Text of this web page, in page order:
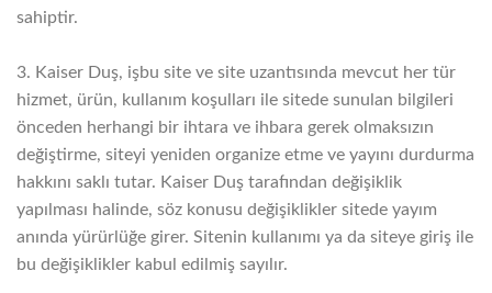
sahiptir.
3. Kaiser Duş, işbu site ve site uzantısında mevcut her tür
hizmet, ürün, kullanım koşulları ile sitede sunulan bilgileri
önceden herhangi bir ihtara ve ihbara gerek olmaksızın
değiştirme, siteyi yeniden organize etme ve yayını durdurma
hakkını saklı tutar. Kaiser Duş tarafından değişiklik
yapılması halinde, söz konusu değişiklikler sitede yayım
anında yürürlüğe girer. Sitenin kullanımı ya da siteye giriş ile
bu değişiklikler kabul edilmiş sayılır.